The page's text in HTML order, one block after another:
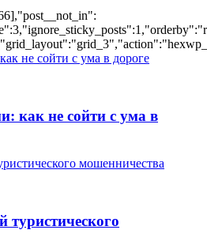
как не сойти с ума в
туристического